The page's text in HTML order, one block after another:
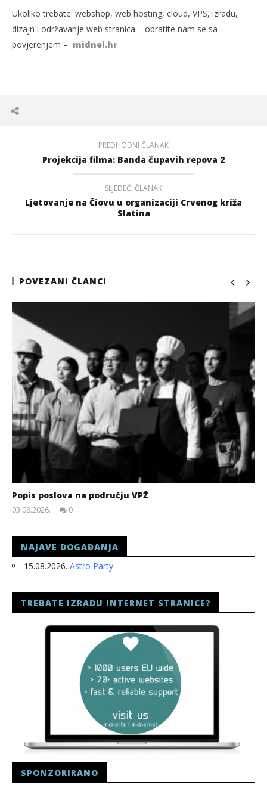
Ukoliko trebate: webshop, web hosting, cloud, VPS, izradu,
dizajn i održavanje web stranica – obratite nam se sa
povjerenjem – midnel.hr
PREDHODNI ČLANAK
Projekcija filma: Banda čupavih repova 2
SLJEDEĆI ČLANAK
Ljetovanje na Čiovu u organizaciji Crvenog križa
Slatina
POVEZANI ČLANCI
Popis poslova na području VPŽ
03.08.2026.
0
NAJAVE DOGAĐANJA
15.08.2026. Astro Party
TREBATE IZRADU INTERNET STRANICE?
SPONZORIRANO